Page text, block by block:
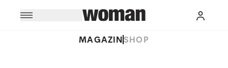
MAGAZINSHOP